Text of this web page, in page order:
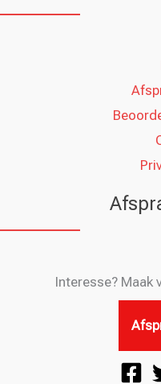
Interesse? Maak